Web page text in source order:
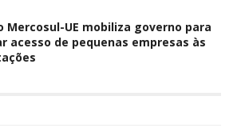
Mercosul-UE mobiliza governo para
acesso de pequenas empresas às